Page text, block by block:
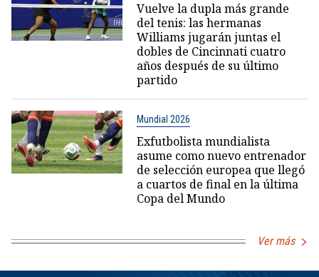
Vuelve la dupla más grande
del tenis: las hermanas
Williams jugarán juntas el
dobles de Cincinnati cuatro
años después de su último
partido
Mundial 2026
Exfutbolista mundialista
asume como nuevo entrenador
de selección europea que llegó
a cuartos de final en la última
Copa del Mundo
Ver más